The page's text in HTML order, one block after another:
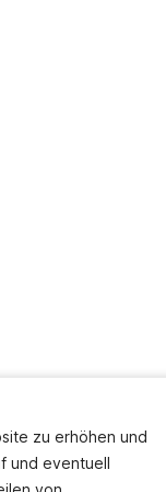
zu erhöhen und
und eventuell